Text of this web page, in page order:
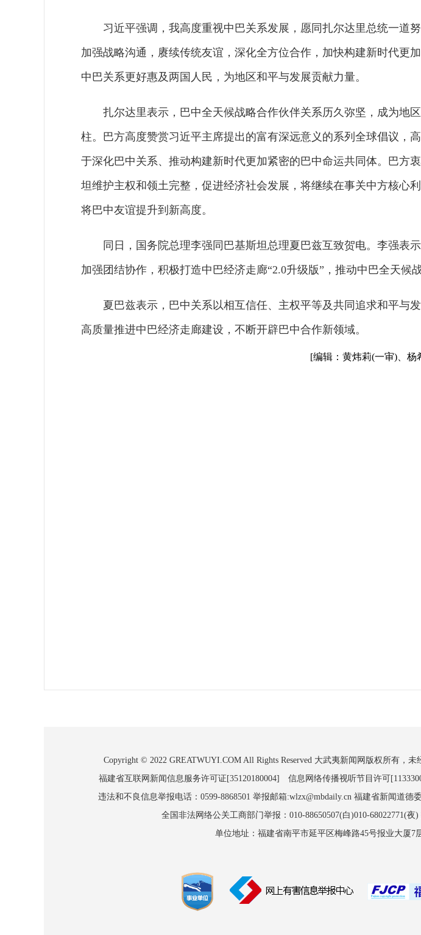
习近平强调，我高度重视中巴关系发展，愿同扎尔达里总统一道
加强战略沟通，赓续传统友谊，深化全方位合作，加快构建新时代更
中巴关系更好惠及两国人民，为地区和平与发展贡献力量。
扎尔达里表示，巴中全天候战略合作伙伴关系历久弥坚，成为地
柱。巴方高度赞赏习近平主席提出的富有深远意义的系列全球倡议，
于深化巴中关系、推动构建新时代更加紧密的巴中命运共同体。巴方
坦维护主权和领土完整，促进经济社会发展，将继续在事关中方核心
将巴中友谊提升到新高度。
同日，国务院总理李强同巴基斯坦总理夏巴兹互致贺电。李强表
加强团结协作，积极打造中巴经济走廊“2.0升级版”，推动中巴全天候
夏巴兹表示，巴中关系以相互信任、主权平等及共同追求和平与
高质量推进中巴经济走廊建设，不断开辟巴中合作新领域。
[编辑：黄炜莉(一审)、
Copyright © 2022 GREATWUYI.COM All Rights Reserved 大武夷新闻网版权所有，
福建省互联网新闻信息服务许可证[35120180004] 信息网络传播视听节目许可
违法和不良信息举报电话：0599-8868501 举报邮箱:wlzx@mbdaily.cn 福建省新闻道德
全国非法网络公关工商部门举报：010-88650507(白)010-68022771(夜
单位地址：福建省南平市延平区梅峰路45号报业大厦7